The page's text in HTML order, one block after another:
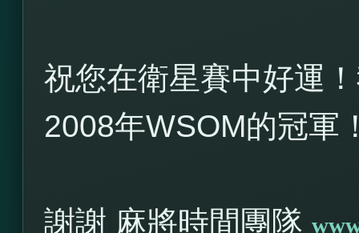
祝您在衛星賽中好運
2008年WSOM的冠軍
謝謝 麻將時間團隊